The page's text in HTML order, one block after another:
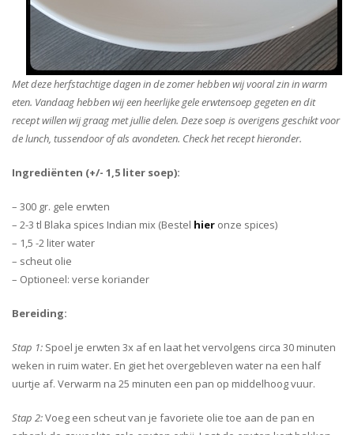
Met deze herfstachtige dagen in de zomer hebben wij vooral zin in warm
eten. Vandaag hebben wij een heerlijke gele erwtensoep gegeten en dit
recept willen wij graag met jullie delen. Deze soep is overigens geschikt voor
de lunch, tussendoor of als avondeten. Check het recept hieronder.
Ingrediënten (+/- 1,5 liter soep):
– 300 gr. gele erwten
– 2-3 tl Blaka spices Indian mix (Bestel hier onze spices)
– 1,5 -2 liter water
– scheut olie
– Optioneel: verse koriander
Bereiding:
Stap 1: Spoel je erwten 3x af en laat het vervolgens circa 30 minuten
weken in ruim water. En giet het overgebleven water na een half
uurtje af. Verwarm na 25 minuten een pan op middelhoog vuur.
Stap 2:Voeg een scheut van je favoriete olie toe aan de pan en